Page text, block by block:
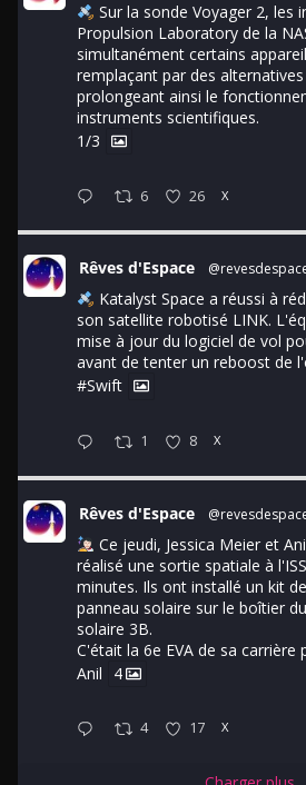
Sur la sonde Voyager 2, les
Propulsion Laboratory de la
simultanément certains
remplaçant par des
prolongeant ainsi le
instruments scientifiques.
1/3
6 26 X
Rêves d'Espace
Katalyst Space a réussi à
son satellite robotisé LINK.
mise à jour du logiciel de vol
avant de tenter un reboost de
#Swift
1 8 X
Rêves d'Espace
Ce jeudi, Jessica Meier et
réalisé une sortie spatiale à
minutes. Ils ont installé un kit
panneau solaire sur le boîtier
solaire 3B.
C'était la 6e EVA de sa carrière
Anil
4
4 17 X